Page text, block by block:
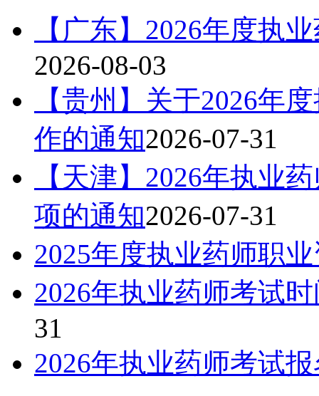
【广东】2026年度执
2026-08-03
【贵州】关于2026年
作的通知2026-07-31
【天津】2026年执业
项的通知2026-07-31
2025年度执业药师职
2026年执业药师考试
31
2026年执业药师考试